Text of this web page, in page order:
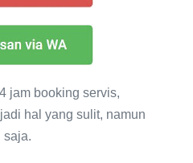
jam booking servis,
hal yang sulit, namun
saja.